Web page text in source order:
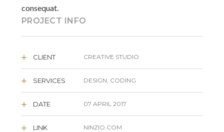
consequat.
PROJECT INFO
CLIENT CREATIVE STUDIO
SERVICES DESIGN, CODING
DATE 07 APRIL 2017
LINK NINZIO.COM